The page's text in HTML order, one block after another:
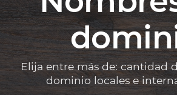
Elija entre más de: cantidad
dominio locales e